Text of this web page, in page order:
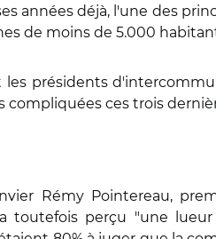
années déjà, l'une des
de moins de 5.000
présidents
ces trois
Rémy Pointereau,
toutefois perçu "une